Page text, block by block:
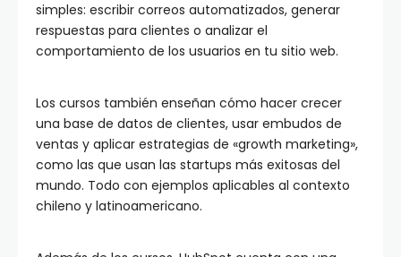
simples: escribir correos automatizados, generar
respuestas para clientes o analizar el
comportamiento de los usuarios en tu sitio web.
Los cursos también enseñan cómo hacer crecer
una base de datos de clientes, usar embudos de
ventas y aplicar estrategias de «growth marketing»,
como las que usan las startups más exitosas del
mundo. Todo con ejemplos aplicables al contexto
chileno y latinoamericano.